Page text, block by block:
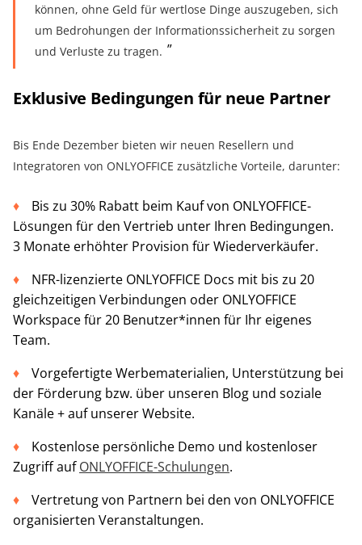
können, ohne Geld für wertlose Dinge auszugeben, sich
um Bedrohungen der Informationssicherheit zu sorgen
und Verluste zu tragen.
Exklusive Bedingungen für neue Partner
Bis Ende Dezember bieten wir neuen Resellern und
Integratoren von ONLYOFFICE zusätzliche Vorteile, darunter:
Bis zu 30% Rabatt beim Kauf von ONLYOFFICE-
Lösungen für den Vertrieb unter Ihren Bedingungen.
3 Monate erhöhter Provision für Wiederverkäufer.
NFR-lizenzierte ONLYOFFICE Docs mit bis zu 20
gleichzeitigen Verbindungen oder ONLYOFFICE
Workspace für 20 Benutzer*innen für Ihr eigenes
Team.
Vorgefertigte Werbematerialien, Unterstützung bei
der Förderung bzw. über unseren Blog und soziale
Kanäle + auf unserer Website.
Kostenlose persönliche Demo und kostenloser
Zugriff aufONLYOFFICE-Schulungen.
Vertretung von Partnern bei den von ONLYOFFICE
organisierten Veranstaltungen.